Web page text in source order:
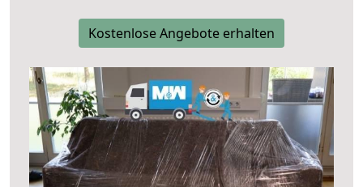
Kostenlose Angebote erhalten